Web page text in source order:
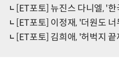
[ET포토] 뉴진스 다니엘, '
[ET포토] 이정재, '더원도
[ET포토] 김희애, '허벅지